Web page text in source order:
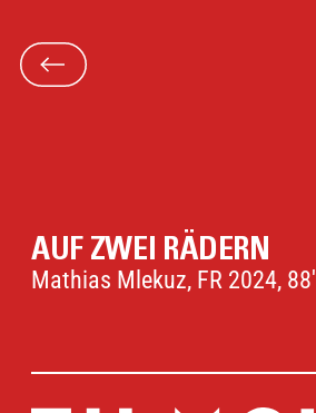
AUF ZWEI RÄDERN
Mathias Mlekuz, FR 2024, 88'